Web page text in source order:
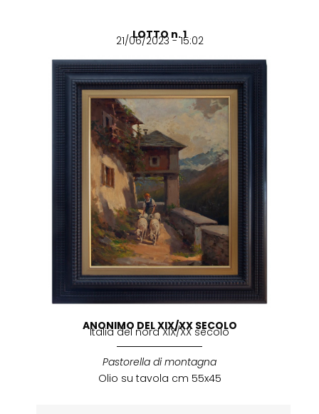
LOTTO n. 1
21/06/2023 - 15:02
ANONIMO DEL XIX/XX SECOLO
Italia del nord XIX/XX secolo
Pastorella di montagna
Olio su tavola cm 55x45